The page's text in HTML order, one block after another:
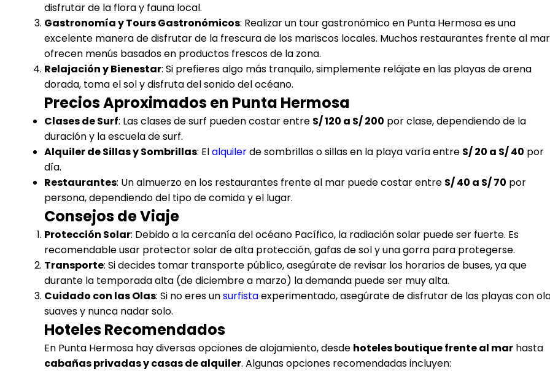
disfrutar de la flora y fauna local.
Gastronomía y Tours Gastronómicos: Realizar un tour gastronómico en Punta Hermosa es una
excelente manera de disfrutar de la frescura de los mariscos locales. Muchos restaurantes frente al mar
ofrecen menús basados en productos frescos de la zona.
Relajación y Bienestar: Si prefieres algo más tranquilo, simplemente relájate en las playas de arena
dorada, toma el sol y disfruta del sonido del océano.
Precios Aproximados en Punta Hermosa
Clases de Surf: Las clases de surf pueden costar entre S/ 120 a S/ 200 por clase, dependiendo de la
duración y la escuela de surf.
Alquiler de Sillas y Sombrillas: Elalquilerde sombrillas o sillas en la playa varía entre S/ 20 a S/ 40 por
día.
Restaurantes: Un almuerzo en los restaurantes frente al mar puede costar entre S/ 40 a S/ 70 por
persona, dependiendo del tipo de comida y el lugar.
Consejos de Viaje
Protección Solar: Debido a la cercanía del océano Pacífico, la radiación solar puede ser fuerte. Es
recomendable usar protector solar de alta protección, gafas de sol y una gorra para protegerse.
Transporte: Si decides tomar transporte público, asegúrate de revisar los horarios de buses, ya que
durante la temporada alta (de diciembre a marzo) la demanda puede ser muy alta.
Cuidado con las Olas: Si no eres unsurfistaexperimentado, asegúrate de disfrutar de las playas con
suaves y nunca nadar solo.
Hoteles Recomendados
En Punta Hermosa hay diversas opciones de alojamiento, desde hoteles boutique frente al mar hasta
cabañas privadas y casas de alquiler. Algunas opciones recomendadas incluyen: